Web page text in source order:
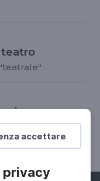
accettare
privacy